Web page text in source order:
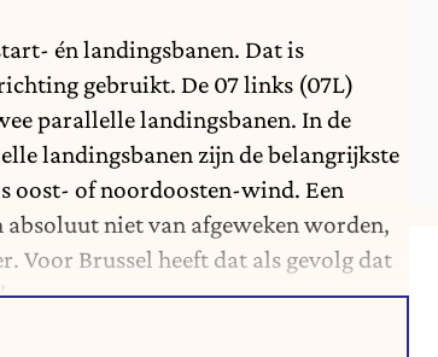
én landingsbanen. Dat is
gebruikt. De 07 links (07L)
parallelle landingsbanen. In de
landingsbanen zijn de belangrijkste
oost- of noordoosten-wind. Een
niet van afgeweken worden,
Voor Brussel heeft dat als gevolg dat